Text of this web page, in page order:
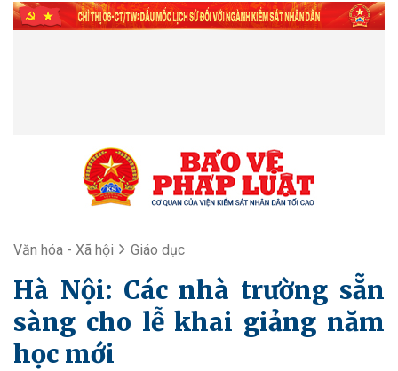
Văn hóa - Xã hội Giáo dục
Hà Nội: Các nhà trường sẵn
sàng cho lễ khai giảng năm
học mới